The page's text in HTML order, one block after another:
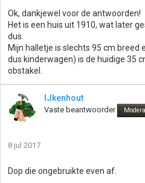
Ok, dankjewel voor de antwoorden!
Het is een huis uit 1910, wat later
dus.
Mijn halletje is slechts 95 cm breed
dus kinderwagen) is de huidige 35
obstakel.
IJkenhout
Vaste beantwoorder
8 jul 2017
Dop die ongebruikte even af.